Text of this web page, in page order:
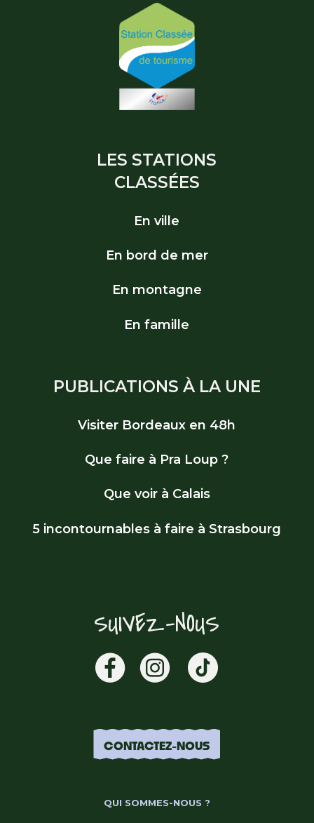
LES STATIONS
CLASSÉES
En ville
En bord de mer
En montagne
En famille
PUBLICATIONS À LA UNE
Visiter Bordeaux en 48h
Que faire à Pra Loup ?
Que voir à Calais
5 incontournables à faire à Strasbourg
SUIVEZ-NOUS
CONTACTEZ-NOUS
QUI SOMMES-NOUS ?